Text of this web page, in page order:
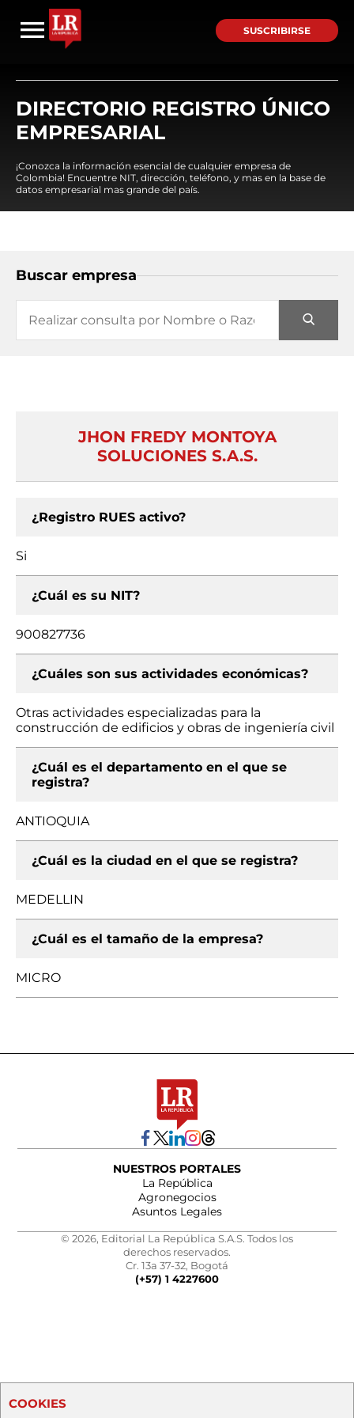
SUSCRIBIRSE
DIRECTORIO REGISTRO ÚNICO
EMPRESARIAL
¡Conozca la información esencial de cualquier empresa de
Colombia! Encuentre NIT, dirección, teléfono, y mas en la base de
datos empresarial mas grande del país.
Buscar empresa
JHON FREDY MONTOYA
SOLUCIONES S.A.S.
¿Registro RUES activo?
Si
¿Cuál es su NIT?
900827736
¿Cuáles son sus actividades económicas?
Otras actividades especializadas para la
construcción de edificios y obras de ingeniería civil
¿Cuál es el departamento en el que se
registra?
ANTIOQUIA
¿Cuál es la ciudad en el que se registra?
MEDELLIN
¿Cuál es el tamaño de la empresa?
MICRO
NUESTROS PORTALES
La República
Agronegocios
Asuntos Legales
© 2026, Editorial La República S.A.S. Todos los
derechos reservados.
Cr. 13a 37-32, Bogotá
(+57) 1 4227600
COOKIES